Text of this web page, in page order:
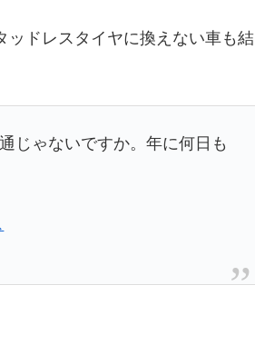
ッドレスタイヤに換えない車も結
じゃないですか。年に何日も